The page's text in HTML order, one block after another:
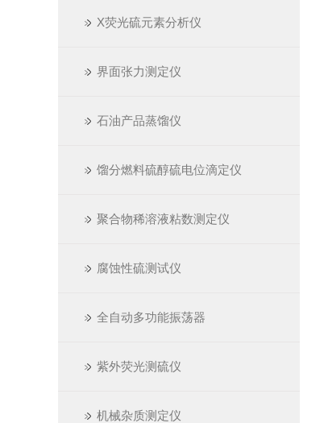
X荧光硫元素分析仪
界面张力测定仪
石油产品蒸馏仪
馏分燃料硫醇硫电位滴定仪
聚合物稀溶液粘数测定仪
腐蚀性硫测试仪
全自动多功能振荡器
紫外荧光测硫仪
机械杂质测定仪